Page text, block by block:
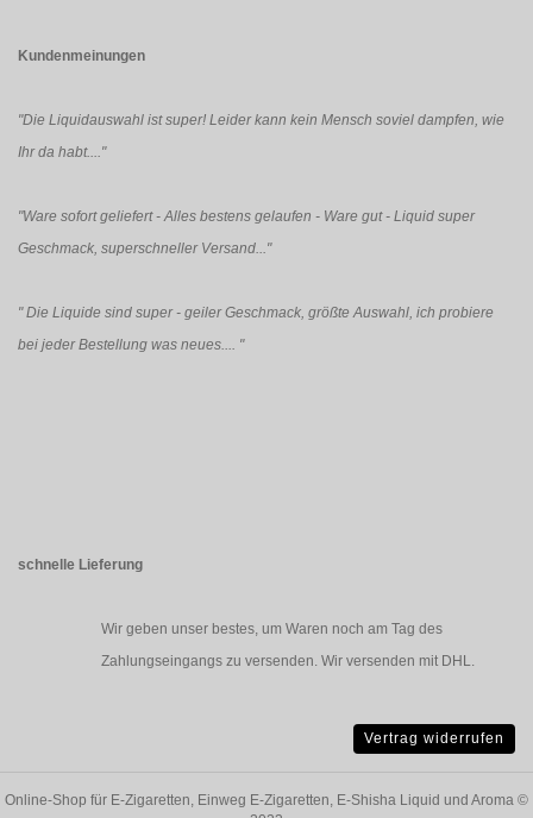
Kundenmeinungen
"Die Liquidauswahl ist super! Leider kann kein Mensch soviel dampfen, wie
Ihr da habt...."
"Ware sofort geliefert - Alles bestens gelaufen - Ware gut - Liquid super
Geschmack, superschneller Versand..."
"Die Liquide sind super - geiler Geschmack, größte Auswahl, ich probiere
bei jeder Bestellung was neues.... "
schnelle Lieferung
Wir geben unser bestes, um Waren noch am Tag des
Zahlungseingangs zu versenden. Wir versenden mit DHL.
Vertrag widerrufen
Online-Shop für E-Zigaretten, Einweg E-Zigaretten, E-Shisha Liquid und Aroma ©